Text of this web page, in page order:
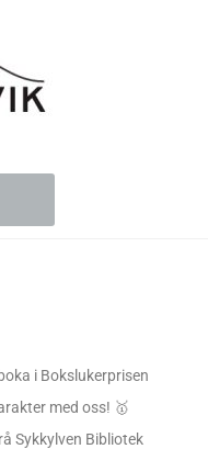
i Bokslukerprisen
med oss! 🥇
Sykkylven Bibliotek